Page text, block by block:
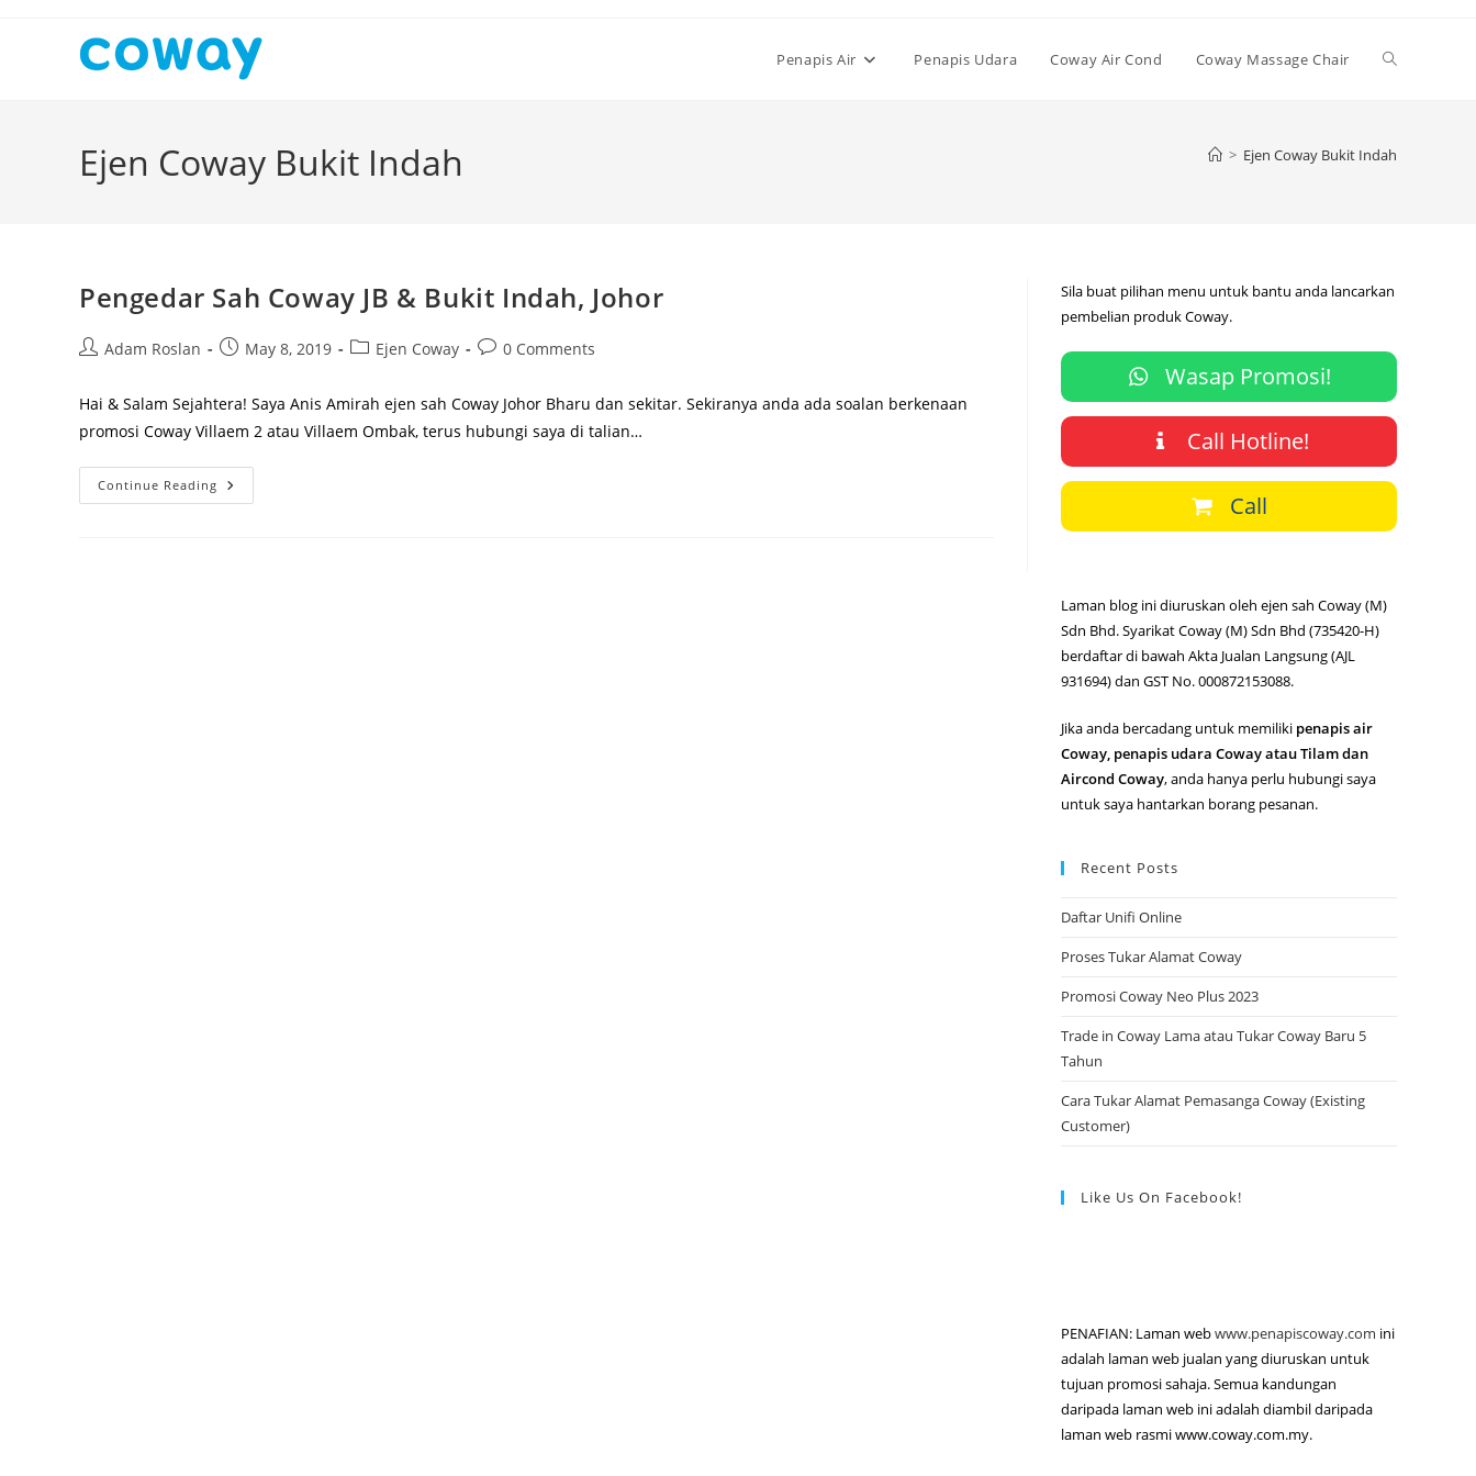
Penapis Air Penapis Udara Coway Air Cond Coway Massage Chair Toggle
Ejen Coway Bukit Indah > Ejen Coway Bukit Indah
Pengedar Sah Coway JB & Bukit Indah, Johor
PostAdam Roslan
PostMay 8, 2019
PostEjen Coway
Post0 Comments
Hai & Salam Sejahtera! Saya Anis Amirah ejen sah Coway Johor Bharu dan sekitar. Sekiranya anda ada soalan berkenaan
promosi Coway Villaem 2 atau Villaem Ombak, terus hubungi saya di talian…
Continue Reading Pengedar
Sah
Sila buat pilihan menu untuk bantu anda lancarkan
pembelian produk Coway.
Wasap Promosi!
Call Hotline!
Call
Laman blog ini diuruskan oleh ejen sah Coway (M)
Sdn Bhd. Syarikat Coway (M) Sdn Bhd (735420-H)
berdaftar di bawah Akta Jualan Langsung (AJL
931694) dan GST No. 000872153088.
Jika anda bercadang untuk memiliki penapis air
Coway, penapis udara Coway atau Tilam dan
Aircond Coway, anda hanya perlu hubungi saya
untuk saya hantarkan borang pesanan.
Recent Posts
Daftar Unifi Online
Proses Tukar Alamat Coway
Promosi Coway Neo Plus 2023
Trade in Coway Lama atau Tukar Coway Baru 5
Tahun
Cara Tukar Alamat Pemasanga Coway (Existing
Customer)
Like Us On Facebook!
PENAFIAN: Laman webwww.penapiscoway.com ini
adalah laman web jualan yang diuruskan untuk
tujuan promosi sahaja. Semua kandungan
daripada laman web ini adalah diambil daripada
laman web rasmi www.coway.com.my.